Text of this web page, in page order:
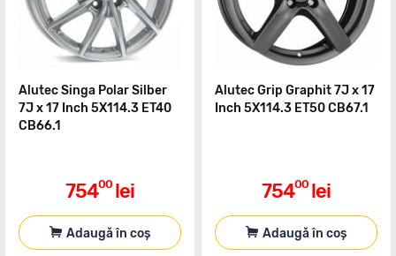
Alutec Singa Polar Silber
7J x 17 Inch 5X114.3 ET40
CB66.1
75400 lei
Adaugă în coș
Alutec Grip Graphit 7J x 17
Inch 5X114.3 ET50 CB67.1
75400 lei
Adaugă în coș